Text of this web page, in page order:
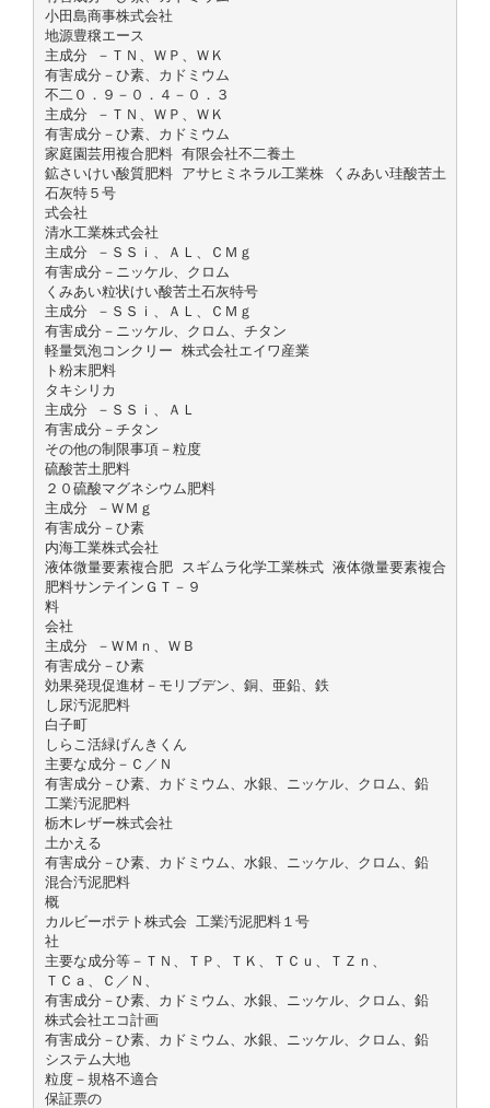
小田島商事株式会社
地源豊穣エース
主成分 －ＴＮ、ＷＰ、ＷＫ
有害成分－ひ素、カドミウム
不二０．９－０．４－０．３
主成分 －ＴＮ、ＷＰ、ＷＫ
有害成分－ひ素、カドミウム
家庭園芸用複合肥料 有限会社不二養土
鉱さいけい酸質肥料 アサヒミネラル工業株 くみあい珪酸苦土
石灰特５号
式会社
清水工業株式会社
主成分 －ＳＳｉ、ＡＬ、ＣＭｇ
有害成分－ニッケル、クロム
くみあい粒状けい酸苦土石灰特号
主成分 －ＳＳｉ、ＡＬ、ＣＭｇ
有害成分－ニッケル、クロム、チタン
軽量気泡コンクリー 株式会社エイワ産業
ト粉末肥料
タキシリカ
主成分 －ＳＳｉ、ＡＬ
有害成分－チタン
その他の制限事項－粒度
硫酸苦土肥料
２０硫酸マグネシウム肥料
主成分 －ＷＭｇ
有害成分－ひ素
内海工業株式会社
液体微量要素複合肥 スギムラ化学工業株式 液体微量要素複合
肥料サンテインＧＴ－９
料
会社
主成分 －ＷＭｎ、ＷＢ
有害成分－ひ素
効果発現促進材－モリブデン、銅、亜鉛、鉄
し尿汚泥肥料
白子町
しらこ活緑げんきくん
主要な成分－Ｃ／Ｎ
有害成分－ひ素、カドミウム、水銀、ニッケル、クロム、鉛
工業汚泥肥料
栃木レザー株式会社
土かえる
有害成分－ひ素、カドミウム、水銀、ニッケル、クロム、鉛
混合汚泥肥料
概
カルビーポテト株式会 工業汚泥肥料１号
社
主要な成分等－ＴＮ、ＴＰ、ＴＫ、ＴＣｕ、ＴＺｎ、
ＴＣａ、Ｃ／Ｎ、
有害成分－ひ素、カドミウム、水銀、ニッケル、クロム、鉛
株式会社エコ計画
有害成分－ひ素、カドミウム、水銀、ニッケル、クロム、鉛
システム大地
粒度－規格不適合
保証票の